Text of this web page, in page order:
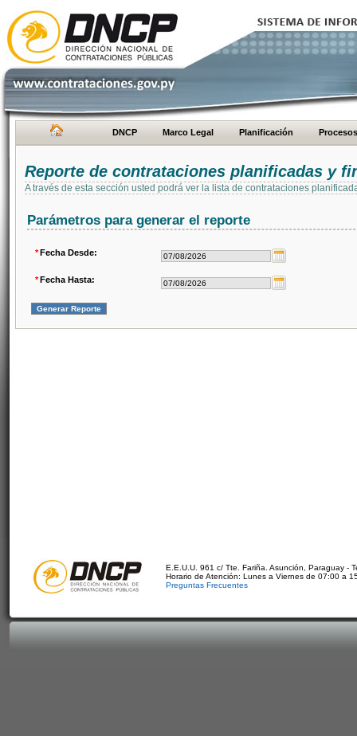
DNCP Marco Legal Planificación Procesos
Reporte de contrataciones planificadas y
A través de esta sección usted podrá ver la lista de contrataciones
Parámetros para generar el reporte
*Fecha Desde:
*Fecha Hasta:
E.E.U.U. 961 c/ Tte. Fariña. Asunción, Paraguay -
Horario de Atención: Lunes a Viernes de 07:00 a
Preguntas Frecuentes